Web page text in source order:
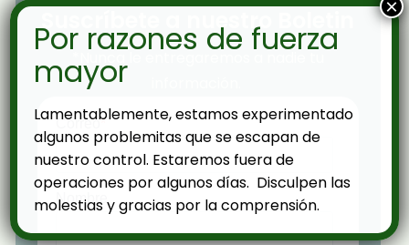
Suscríbete a nuestro Boletin
Por razones de fuerza
mayor
Lamentablemente, estamos experimentado
algunos problemitas que se escapan de
nuestro control. Estaremos fuera de
operaciones por algunos días. Disculpen las
molestias y gracias por la comprensión.
×